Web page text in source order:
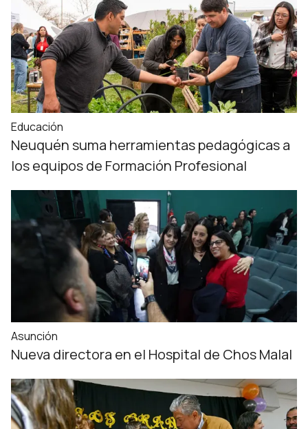
Educación
Neuquén suma herramientas pedagógicas a
los equipos de Formación Profesional
Asunción
Nueva directora en el Hospital de Chos Malal